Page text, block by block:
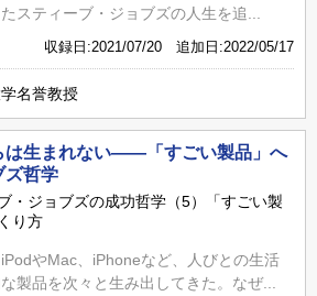
スティーブ・ジョブズの人生を追...
収録日:2021/07/20 追加日:2022/05/17
名誉教授
は生まれない――「すごい製品」へ
ズ哲学
・ジョブズの成功哲学（5）「すごい製
り方
やMac、iPhoneなど、人びとの生活
製品を次々と生み出してきた。なぜ...